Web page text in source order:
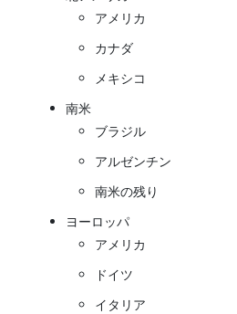
アメリカ
カナダ
メキシコ
南米
ブラジル
アルゼンチン
南米の残り
ヨーロッパ
アメリカ
ドイツ
イタリア